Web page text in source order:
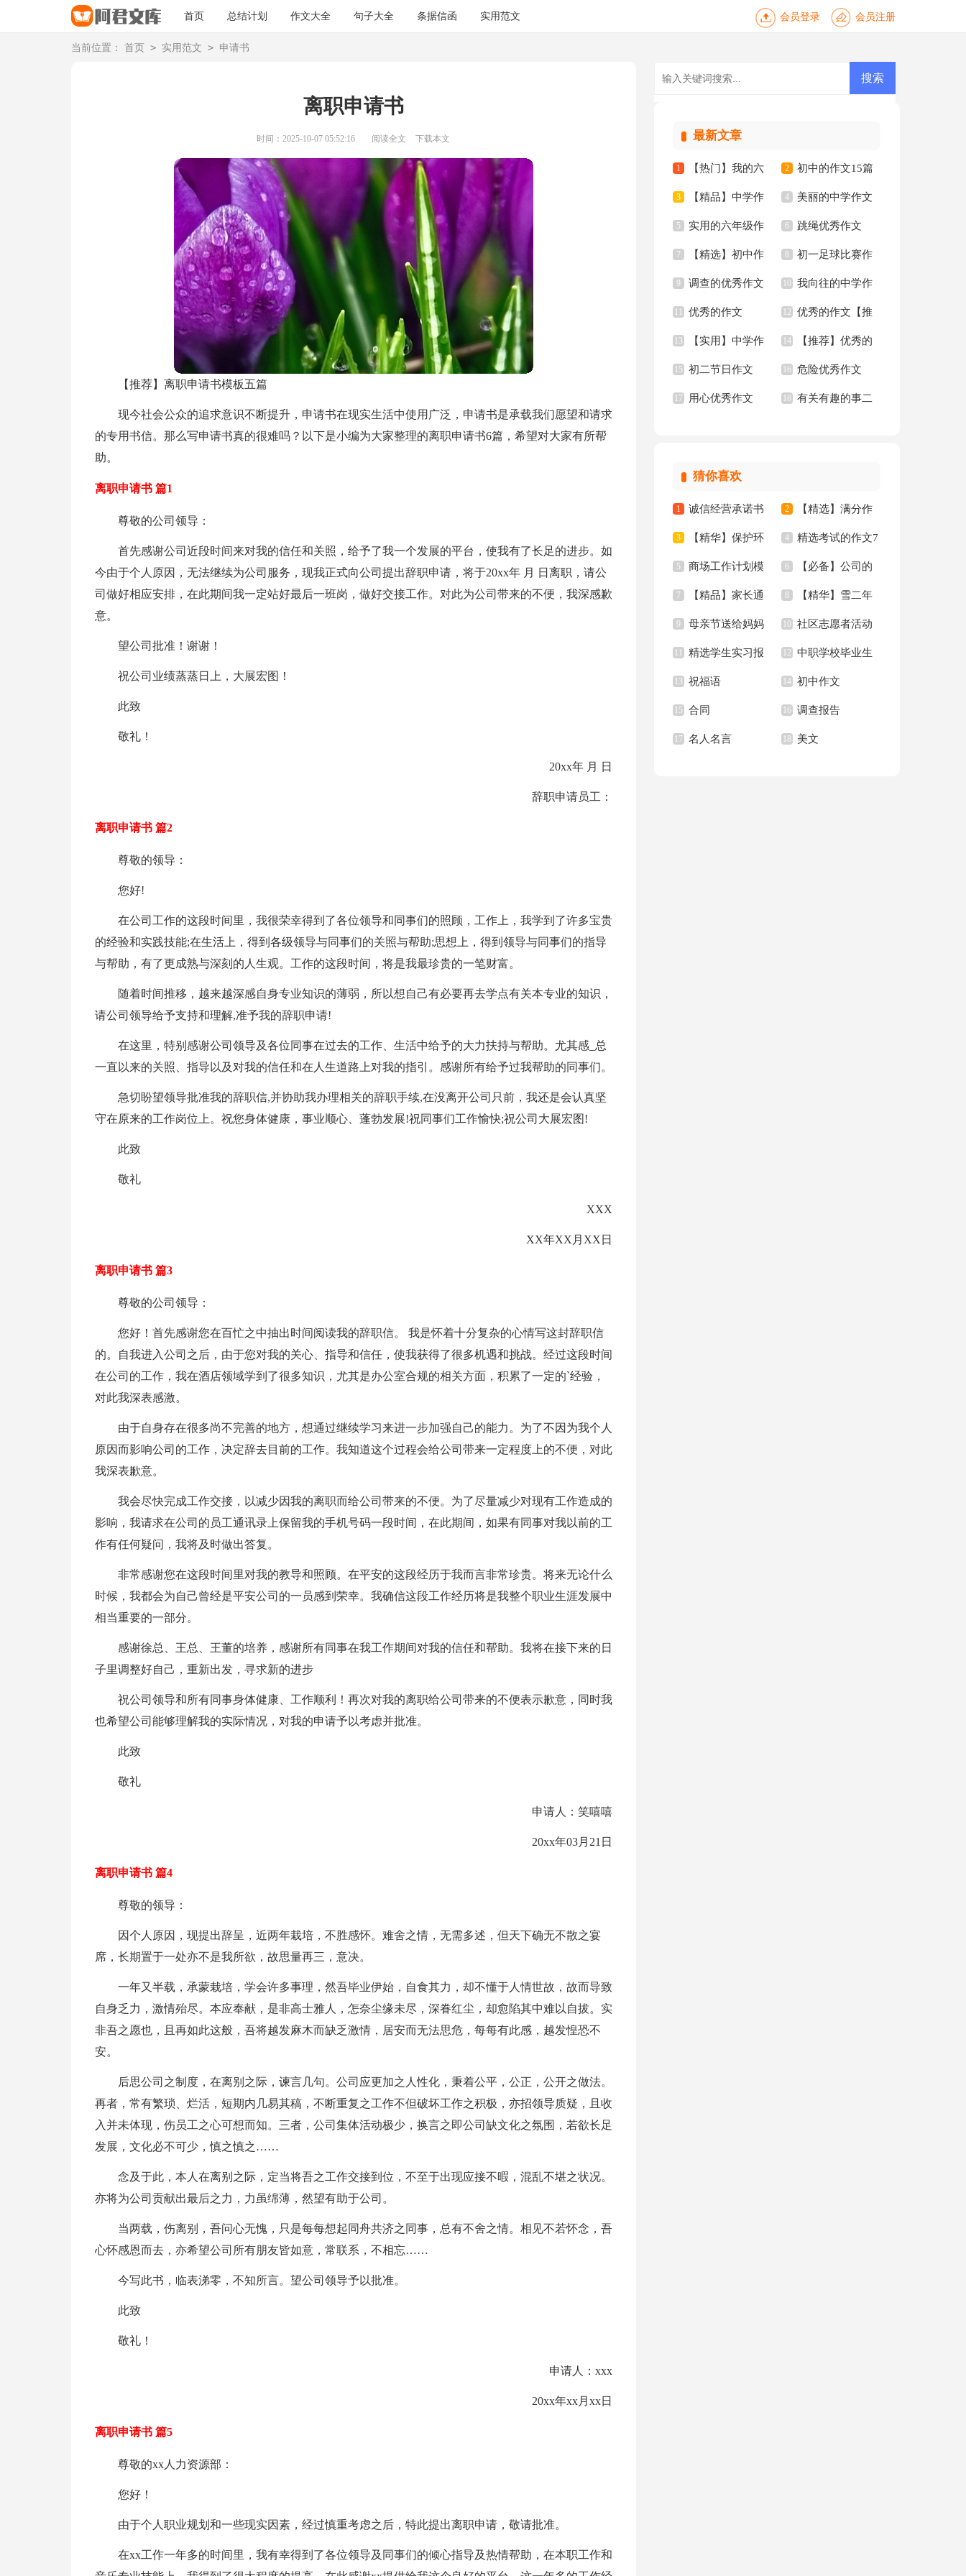
首页 总结计划 作文大全 句子大全 条据信函 实用范文 会员登录 会员注册
当前位置： 首页 > 实用范文 > 申请书
离职申请书
时间：2025-10-07 05:52:16 阅读全文 下载本文
【推荐】离职申请书模板五篇
现今社会公众的追求意识不断提升，申请书在现实生活中使用广泛，申请书是承载我们愿望和请求
的专用书信。那么写申请书真的很难吗？以下是小编为大家整理的离职申请书6篇，希望对大家有所帮
助。
离职申请书 篇1
尊敬的公司领导：
首先感谢公司近段时间来对我的信任和关照，给予了我一个发展的平台，使我有了长足的进步。如
今由于个人原因，无法继续为公司服务，现我正式向公司提出辞职申请，将于20xx年 月 日离职，请公
司做好相应安排，在此期间我一定站好最后一班岗，做好交接工作。对此为公司带来的不便，我深感歉
意。
望公司批准！谢谢！
祝公司业绩蒸蒸日上，大展宏图！
此致
敬礼！
20xx年 月 日
辞职申请员工：
离职申请书 篇2
尊敬的领导：
您好!
在公司工作的这段时间里，我很荣幸得到了各位领导和同事们的照顾，工作上，我学到了许多宝贵
的经验和实践技能;在生活上，得到各级领导与同事们的关照与帮助;思想上，得到领导与同事们的指导
与帮助，有了更成熟与深刻的人生观。工作的这段时间，将是我最珍贵的一笔财富。
随着时间推移，越来越深感自身专业知识的薄弱，所以想自己有必要再去学点有关本专业的知识，
请公司领导给予支持和理解,准予我的辞职申请!
在这里，特别感谢公司领导及各位同事在过去的工作、生活中给予的大力扶持与帮助。尤其感_总
一直以来的关照、指导以及对我的信任和在人生道路上对我的指引。感谢所有给予过我帮助的同事们。
急切盼望领导批准我的辞职信,并协助我办理相关的辞职手续,在没离开公司只前，我还是会认真坚
守在原来的工作岗位上。祝您身体健康，事业顺心、蓬勃发展!祝同事们工作愉快;祝公司大展宏图!
此致
敬礼
XXX
XX年XX月XX日
离职申请书 篇3
尊敬的公司领导：
您好！首先感谢您在百忙之中抽出时间阅读我的辞职信。 我是怀着十分复杂的心情写这封辞职信
的。自我进入公司之后，由于您对我的关心、指导和信任，使我获得了很多机遇和挑战。经过这段时间
在公司的工作，我在酒店领域学到了很多知识，尤其是办公室合规的相关方面，积累了一定的`经验，
对此我深表感激。
由于自身存在很多尚不完善的地方，想通过继续学习来进一步加强自己的能力。为了不因为我个人
原因而影响公司的工作，决定辞去目前的工作。我知道这个过程会给公司带来一定程度上的不便，对此
我深表歉意。
我会尽快完成工作交接，以减少因我的离职而给公司带来的不便。为了尽量减少对现有工作造成的
影响，我请求在公司的员工通讯录上保留我的手机号码一段时间，在此期间，如果有同事对我以前的工
作有任何疑问，我将及时做出答复。
非常感谢您在这段时间里对我的教导和照顾。在平安的这段经历于我而言非常珍贵。将来无论什么
时候，我都会为自己曾经是平安公司的一员感到荣幸。我确信这段工作经历将是我整个职业生涯发展中
相当重要的一部分。
感谢徐总、王总、王董的培养，感谢所有同事在我工作期间对我的信任和帮助。我将在接下来的日
子里调整好自己，重新出发，寻求新的进步
祝公司领导和所有同事身体健康、工作顺利！再次对我的离职给公司带来的不便表示歉意，同时我
也希望公司能够理解我的实际情况，对我的申请予以考虑并批准。
此致
敬礼
申请人：笑嘻嘻
20xx年03月21日
离职申请书 篇4
尊敬的领导：
因个人原因，现提出辞呈，近两年栽培，不胜感怀。难舍之情，无需多述，但天下确无不散之宴
席，长期置于一处亦不是我所欲，故思量再三，意决。
一年又半载，承蒙栽培，学会许多事理，然吾毕业伊始，自食其力，却不懂于人情世故，故而导致
自身乏力，激情殆尽。本应奉献，是非高士雅人，怎奈尘缘未尽，深眷红尘，却愈陷其中难以自拔。实
非吾之愿也，且再如此这般，吾将越发麻木而缺乏激情，居安而无法思危，每每有此感，越发惶恐不
安。
后思公司之制度，在离别之际，谏言几句。公司应更加之人性化，秉着公平，公正，公开之做法。
再者，常有繁琐、烂活，短期内几易其稿，不断重复之工作不但破坏工作之积极，亦招领导质疑，且收
入并未体现，伤员工之心可想而知。三者，公司集体活动极少，换言之即公司缺文化之氛围，若欲长足
发展，文化必不可少，慎之慎之……
念及于此，本人在离别之际，定当将吾之工作交接到位，不至于出现应接不暇，混乱不堪之状况。
亦将为公司贡献出最后之力，力虽绵薄，然望有助于公司。
当两载，伤离别，吾问心无愧，只是每每想起同舟共济之同事，总有不舍之情。相见不若怀念，吾
心怀感恩而去，亦希望公司所有朋友皆如意，常联系，不相忘……
今写此书，临表涕零，不知所言。望公司领导予以批准。
此致
敬礼！
申请人：xxx
20xx年xx月xx日
离职申请书 篇5
尊敬的xx人力资源部：
您好！
由于个人职业规划和一些现实因素，经过慎重考虑之后，特此提出离职申请，敬请批准。
在xx工作一年多的时间里，我有幸得到了各位领导及同事们的倾心指导及热情帮助，在本职工作和
最新文章
1 【热门】我的六
年级小学作文四篇
2 初中的作文15篇
3 【精品】中学作
文合集七篇
4 美丽的中学作文
300字合集5篇
5 实用的六年级作
文集合8篇
6 跳绳优秀作文
7 【精选】初中作
文集合7篇
8 初一足球比赛作
文
9 调查的优秀作文 10 我向往的中学作
文汇编六篇
11 优秀的作文
【荐】
12 优秀的作文【推
荐】
13 【实用】中学作
文汇编7篇
14 【推荐】优秀的
作文
15 初二节日作文 16 危险优秀作文
17 用心优秀作文 18 有关有趣的事二
猜你喜欢
1 诚信经营承诺书
范文汇编6篇
2 【精选】满分作
文300字汇总九篇
3 【精华】保护环
境倡议书汇总八篇
4 精选考试的作文7
篇
5 商场工作计划模
板集合九篇
6 【必备】公司的
通知四篇
7 【精品】家长通
知合集10篇
8 【精华】雪二年
级作文锦集6篇
9 母亲节送给妈妈
的一封信
10 社区志愿者活动
总结15篇
11 精选学生实习报
告合集10篇
12 中职学校毕业生
求职信
13 祝福语 14 初中作文
15 合同 16 调查报告
17 名人名言 18 美文